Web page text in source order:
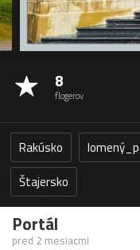
8
flogerov
Rakúsko
Štajersko
Portál
pred 2 mesiacmi